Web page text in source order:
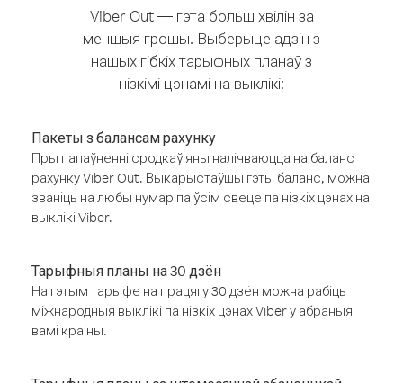
Viber Out — гэта больш хвілін за
меншыя грошы. Выберыце адзін з
нашых гібкіх тарыфных планаў з
нізкімі цэнамі на выклікі:
Пакеты з балансам рахунку
Пры папаўненні сродкаў яны налічваюцца на баланс
рахунку Viber Out. Выкарыстаўшы гэты баланс, можна
званіць на любы нумар па ўсім свеце па нізкіх цэнах на
выклікі Viber.
Тарыфныя планы на 30 дзён
На гэтым тарыфе на працягу 30 дзён можна рабіць
міжнародныя выклікі па нізкіх цэнах Viber у абраныя
вамі краіны.